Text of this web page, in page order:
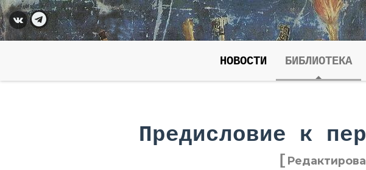
НОВОСТИ БИБЛИОТЕКА
Предисловие к
[